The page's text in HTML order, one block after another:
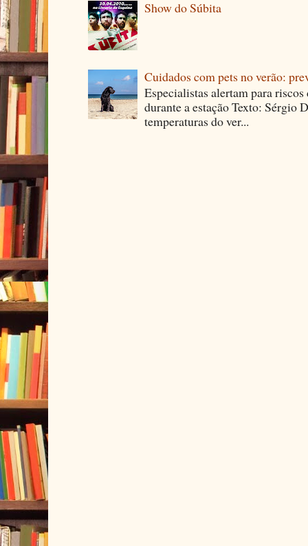
Show do Súbita
Cuidados com pets no verão:
Especialistas alertam para
durante a estação Texto: Sérgio
temperaturas do ver...